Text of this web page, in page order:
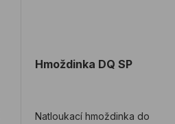
Hmoždinka DQ SP
Natloukací hmoždinka do